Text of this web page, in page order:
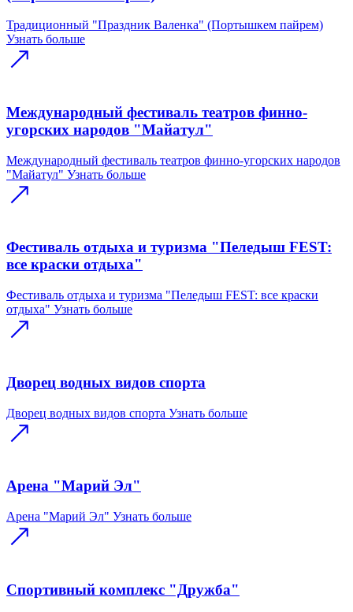
Традиционный "Праздник Валенка" (Портышкем пайрем)
Узнать больше
Международный фестиваль театров финно-
угорских народов "Майатул"
Международный фестиваль театров финно-угорских народов
"Майатул" Узнать больше
Фестиваль отдыха и туризма "Пеледыш FEST:
все краски отдыха"
Фестиваль отдыха и туризма "Пеледыш FEST: все краски
отдыха" Узнать больше
Дворец водных видов спорта
Дворец водных видов спорта Узнать больше
Арена "Марий Эл"
Арена "Марий Эл" Узнать больше
Спортивный комплекс "Дружба"